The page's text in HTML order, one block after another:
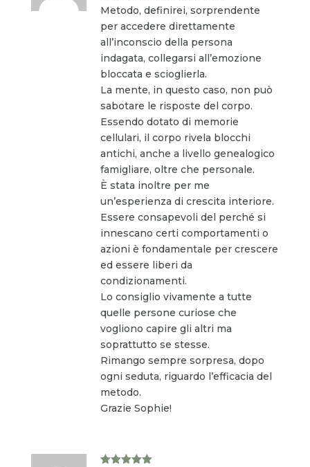
Metodo, definirei, sorprendente
per accedere direttamente
all’inconscio della persona
indagata, collegarsi all’emozione
bloccata e scioglierla.
La mente, in questo caso, non può
sabotare le risposte del corpo.
Essendo dotato di memorie
cellulari, il corpo rivela blocchi
antichi, anche a livello genealogico
famigliare, oltre che personale.
È stata inoltre per me
un’esperienza di crescita interiore.
Essere consapevoli del perché si
innescano certi comportamenti o
azioni è fondamentale per crescere
ed essere liberi da
condizionamenti.
Lo consiglio vivamente a tutte
quelle persone curiose che
vogliono capire gli altri ma
soprattutto se stesse.
Rimango sempre sorpresa, dopo
ogni seduta, riguardo l’efficacia del
metodo.
Grazie Sophie!